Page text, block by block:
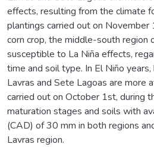
effects, resulting from the climate
plantings carried out on
corn crop, the middle-south region
susceptible to La Niña effects,
time and soil type. In El Niño
Lavras and Sete Lagoas are more
carried out on October 1st, during
maturation stages and soils with
(CAD) of 30 mm in both regions
Lavras region.